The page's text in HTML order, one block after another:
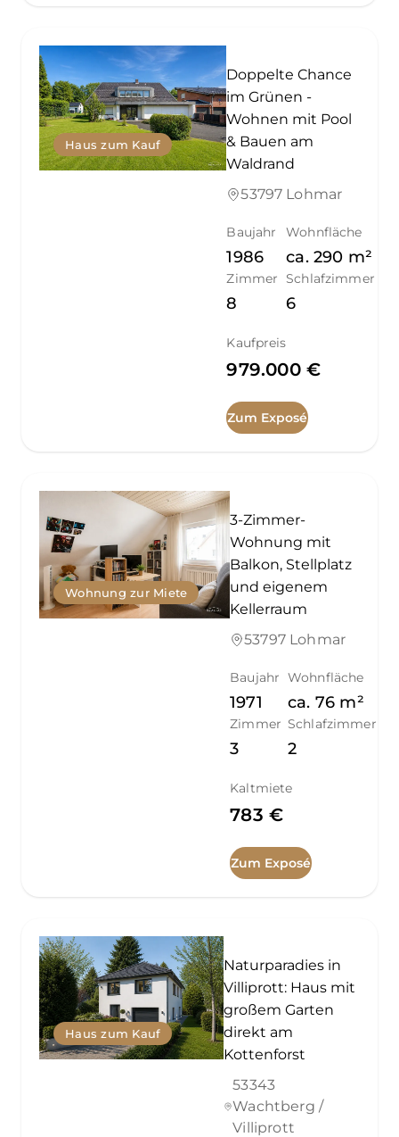
Haus zum Kauf
Doppelte Chance
im Grünen -
Wohnen mit Pool
& Bauen am
Waldrand
53797 Lohmar
Baujahr
1986
Wohnfläche
ca. 290 m²
Zimmer
8
Schlafzimmer
6
Kaufpreis
979.000 €
Zum Exposé
Wohnung zur Miete
3-Zimmer-
Wohnung mit
Balkon, Stellplatz
und eigenem
Kellerraum
53797 Lohmar
Baujahr
1971
Wohnfläche
ca. 76 m²
Zimmer
3
Schlafzimmer
2
Kaltmiete
783 €
Zum Exposé
Haus zum Kauf
Naturparadies in
Villiprott: Haus mit
großem Garten
direkt am
Kottenforst
53343
Wachtberg /
Villiprott